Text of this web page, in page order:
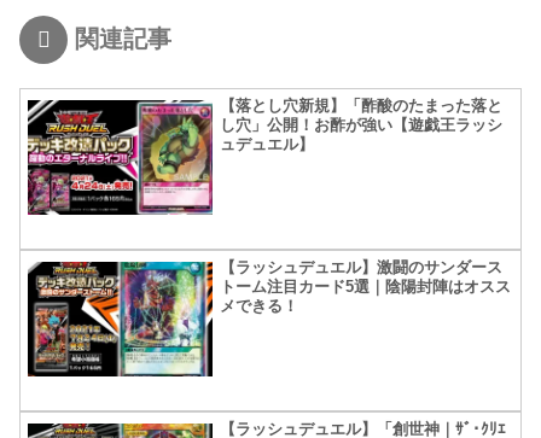
関連記事
【落とし穴新規】「酢酸のたまった落と
し穴」公開！お酢が強い【遊戯王ラッシ
ュデュエル】
【ラッシュデュエル】激闘のサンダース
トーム注目カード5選｜陰陽封陣はオスス
メできる！
【ラッシュデュエル】「創世神｜ｻﾞ･ｸﾘｴ